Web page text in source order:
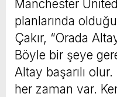
Manchester
planlarında
Çakır, “Orada
Böyle bir şeye
Altay başarılı
her zaman var.